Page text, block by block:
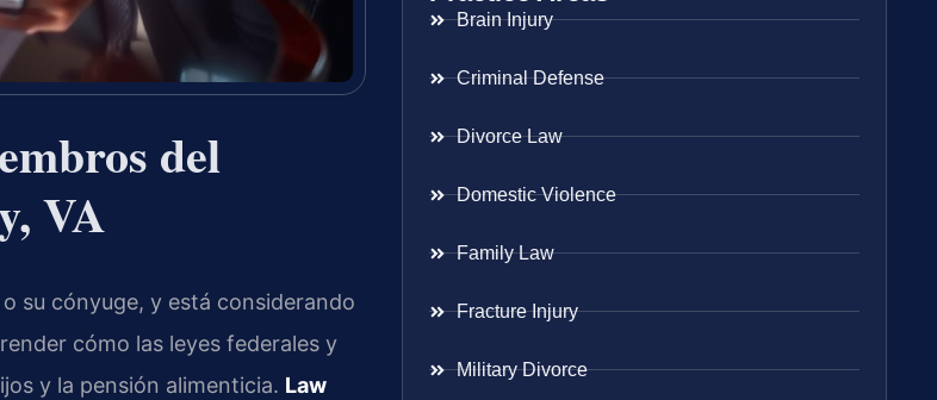
del
VA
su cónyuge, y está considerando
cómo las leyes federales y
y la pensión alimenticia. Law
Brain Injury
Criminal Defense
Divorce Law
Domestic Violence
Family Law
Fracture Injury
Military Divorce